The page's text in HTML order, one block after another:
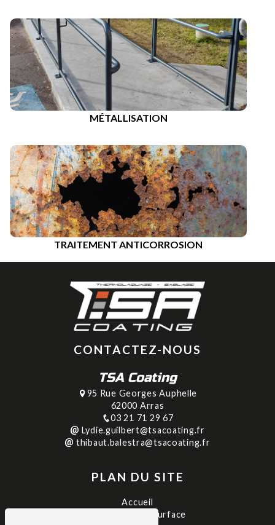
MÉTALLISATION
TRAITEMENT ANTICORROSION
CONTACTEZ-NOUS
TSA Coating
95 Rue Georges Auphelle
62000 Arras
03 21 71 29 67
Lydie.guilbert@tsacoating.fr
thibaut.balestra@tsacoating.fr
PLAN DU SITE
Accueil
Traitement de surface